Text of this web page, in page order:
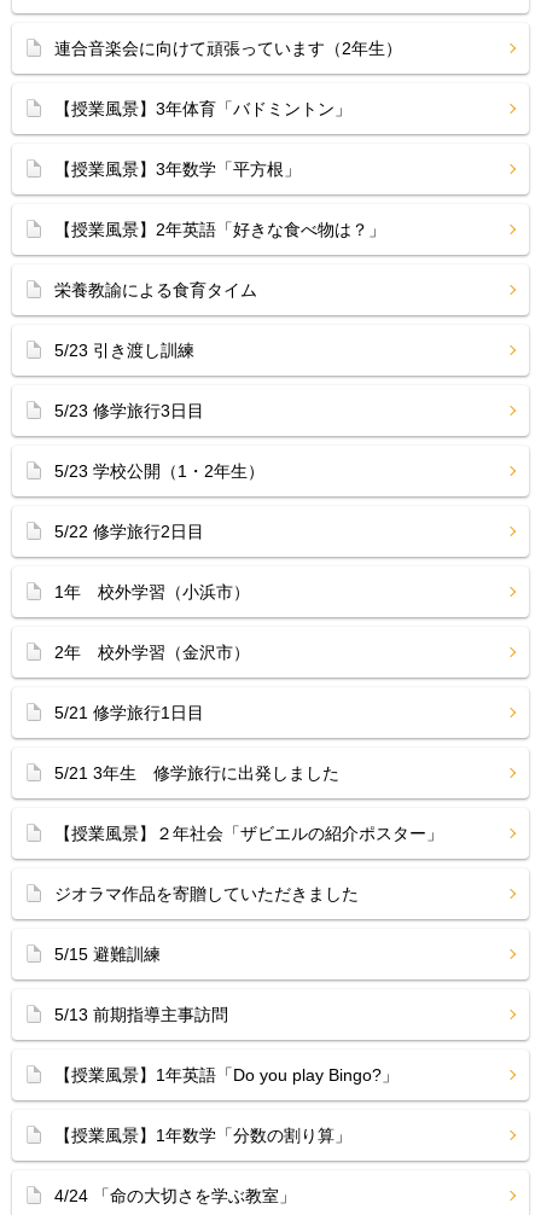
連合音楽会に向けて頑張っています（2年生）
【授業風景】3年体育「バドミントン」
【授業風景】3年数学「平方根」
【授業風景】2年英語「好きな食べ物は？」
栄養教諭による食育タイム
5/23 引き渡し訓練
5/23 修学旅行3日目
5/23 学校公開（1・2年生）
5/22 修学旅行2日目
1年 校外学習（小浜市）
2年 校外学習（金沢市）
5/21 修学旅行1日目
5/21 3年生 修学旅行に出発しました
【授業風景】２年社会「ザビエルの紹介ポスター」
ジオラマ作品を寄贈していただきました
5/15 避難訓練
5/13 前期指導主事訪問
【授業風景】1年英語「Do you play Bingo?」
【授業風景】1年数学「分数の割り算」
4/24 「命の大切さを学ぶ教室」